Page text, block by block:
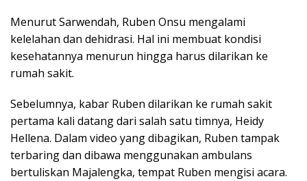
Menurut Sarwendah, Ruben Onsu mengalami
kelelahan dan dehidrasi. Hal ini membuat kondisi
kesehatannya menurun hingga harus dilarikan ke
rumah sakit.
Sebelumnya, kabar Ruben dilarikan ke rumah sakit
pertama kali datang dari salah satu timnya, Heidy
Hellena. Dalam video yang dibagikan, Ruben tampak
terbaring dan dibawa menggunakan ambulans
bertuliskan Majalengka, tempat Ruben mengisi acara.